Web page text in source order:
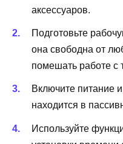
аксессуаров.
Подготовьте
она свободна от
помешать работе с
Включите питание
находится в
Используйте